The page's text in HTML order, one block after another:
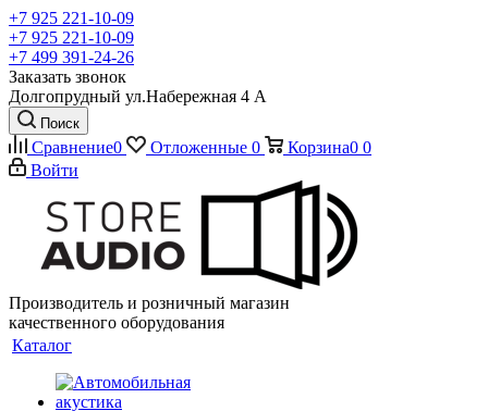
+7 925 221-10-09
+7 925 221-10-09
+7 499 391-24-26
Заказать звонок
Долгопрудный ул.Набережная 4 А
Поиск
Сравнение0 Отложенные 0 Корзина0 0
Войти
Производитель и розничный магазин
качественного оборудования
Каталог